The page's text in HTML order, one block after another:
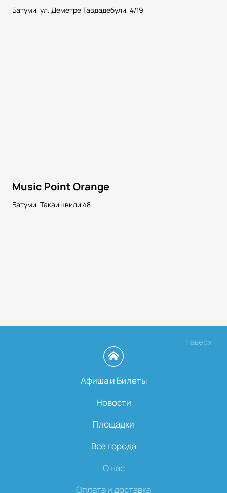
Батуми, ул. Деметре Тавдадебули, 4/19
Music Point Orange
Батуми, Такаишвили 48
Наверх
Афиша и Билеты
Новости
Площадки
Все города
О нас
Оплата и доставка